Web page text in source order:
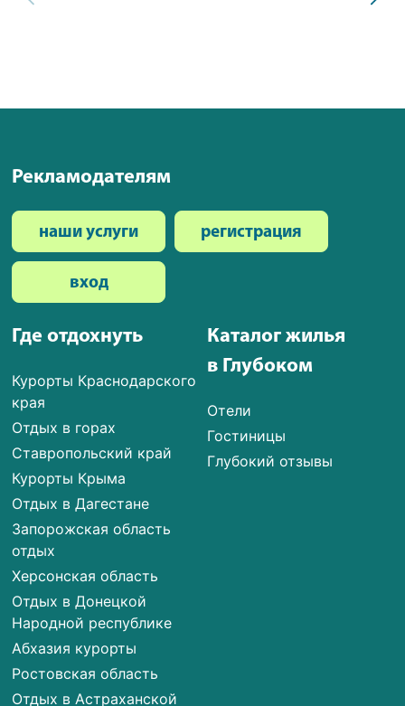
Где отдохнуть
Курорты Краснодарского
края
Отдых в горах
Ставропольский край
Курорты Крыма
Отдых в Дагестане
Запорожская область
отдых
Херсонская область
Отдых в Донецкой
Народной республике
Абхазия курорты
Ростовская область
Отдых в Астраханской
Каталог жилья
в Глубоком
Отели
Гостиницы
Глубокий отзывы
Рекламодателям
наши услуги регистрация
вход